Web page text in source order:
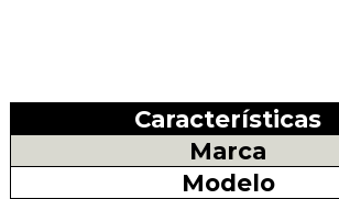
Características
Marca
Modelo